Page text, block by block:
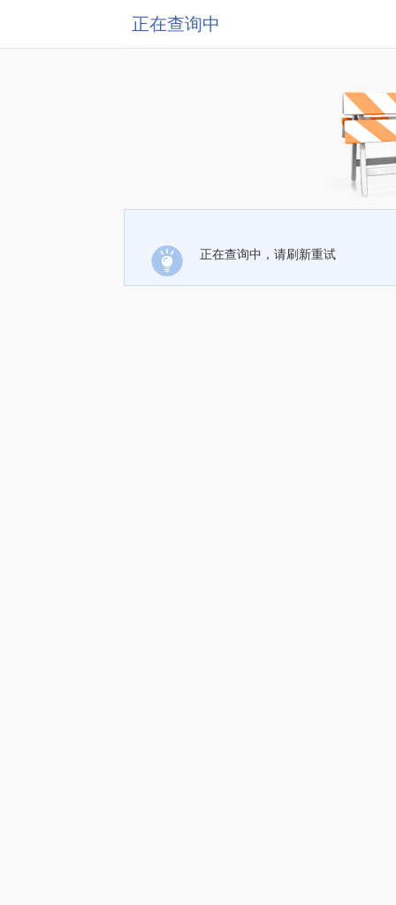
正在查询中
正在查询中，请刷新重试